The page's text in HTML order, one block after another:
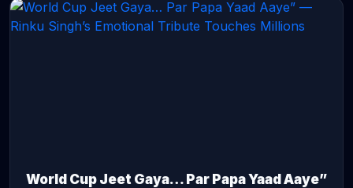
World Cup Jeet Gaya… Par Papa Yaad Aaye”